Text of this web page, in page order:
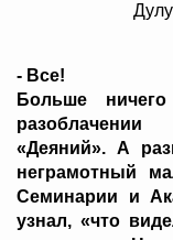
- Все!
Больше
«Деяний». А
неграмотный
Семинарии и
узнал, «что